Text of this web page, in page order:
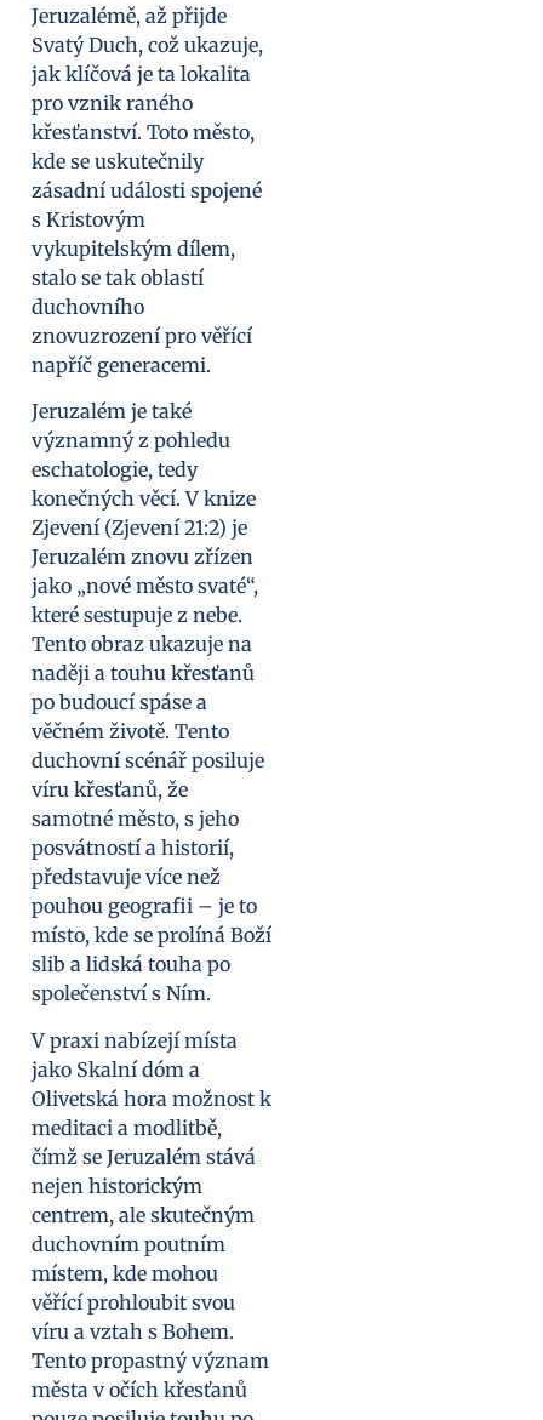
Jeruzalémě, až přijde
Svatý Duch, což ukazuje,
jak klíčová je ta lokalita
pro vznik raného
křesťanství. Toto město,
kde se uskutečnily
zásadní události spojené
s Kristovým
vykupitelským dílem,
stalo se tak oblastí
duchovního
znovuzrození pro věřící
napříč generacemi.
Jeruzalém je také
významný z pohledu
eschatologie, tedy
konečných věcí. V knize
Zjevení (Zjevení 21:2) je
Jeruzalém znovu zřízen
jako „nové město svaté“,
které sestupuje z nebe.
Tento obraz ukazuje na
naději a touhu křesťanů
po budoucí spáse a
věčném životě. Tento
duchovní scénář posiluje
víru křesťanů, že
samotné město, s jeho
posvátností a historií,
představuje více než
pouhou geografii – je to
místo, kde se prolíná Boží
slib a lidská touha po
společenství s Ním.
V praxi nabízejí místa
jako Skalní dóm a
Olivetská hora možnost k
meditaci a modlitbě,
čímž se Jeruzalém stává
nejen historickým
centrem, ale skutečným
duchovním poutním
místem, kde mohou
věřící prohloubit svou
víru a vztah s Bohem.
Tento propastný význam
města v očích křesťanů